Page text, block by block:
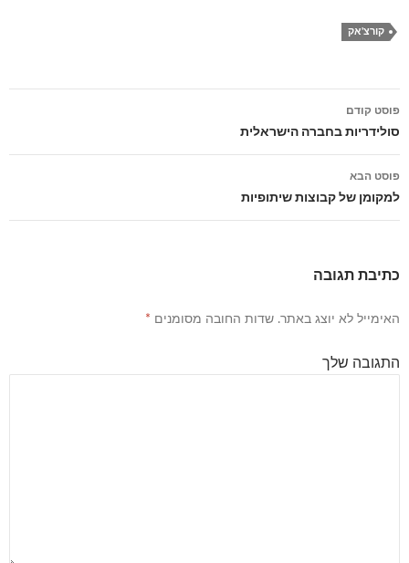
קורצ'אק
ניווט
פוסטים
פוסט קודם
סולידריות בחברה הישראלית
פוסט הבא
למקומן של קבוצות שיתופיות
כתיבת תגובה
האימייל לא יוצג באתר. שדות החובה מסומנים *
התגובה שלך